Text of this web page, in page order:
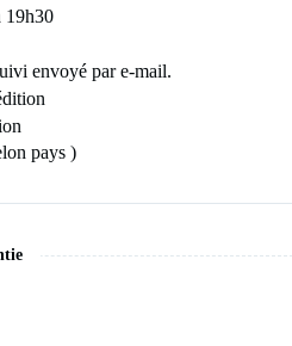
19h30
envoyé par e-mail.
pays )